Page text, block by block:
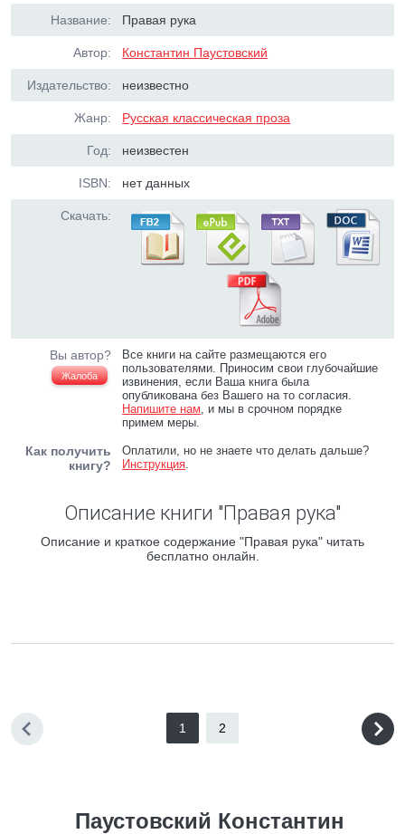
Название: Правая рука
Автор: Константин Паустовский
Издательство: неизвестно
Жанр: Русская классическая проза
Год: неизвестен
ISBN: нет данных
Скачать:
Вы автор?
Жалоба
Все книги на сайте размещаются его
пользователями. Приносим свои глубочайшие
извинения, если Ваша книга была
опубликована без Вашего на то согласия.
Напишите нам, и мы в срочном порядке
примем меры.
Как получить
книгу?
Оплатили, но не знаете что делать дальше?
Инструкция.
Описание книги "Правая рука"
Описание и краткое содержание "Правая рука" читать
бесплатно онлайн.
1 2
Паустовский Константин